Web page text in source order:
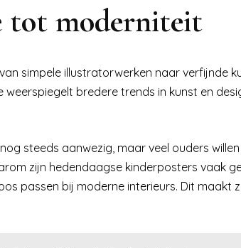
tot moderniteit
simpele illustratorwerken naar verfijnde
bredere trends in kunst en
steeds aanwezig, maar veel ouders
zijn hedendaagse kinderposters vaak
passen bij moderne interieurs. Dit maakt